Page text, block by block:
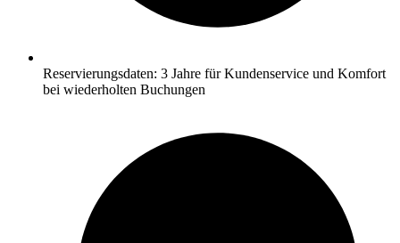
Reservierungsdaten: 3 Jahre für Kundenservice und Komfort
bei wiederholten Buchungen